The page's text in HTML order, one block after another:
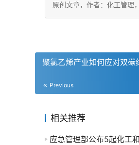
原创文章，作者：化工管
聚氯乙烯产业如何应对双碳
Previous
相关推荐